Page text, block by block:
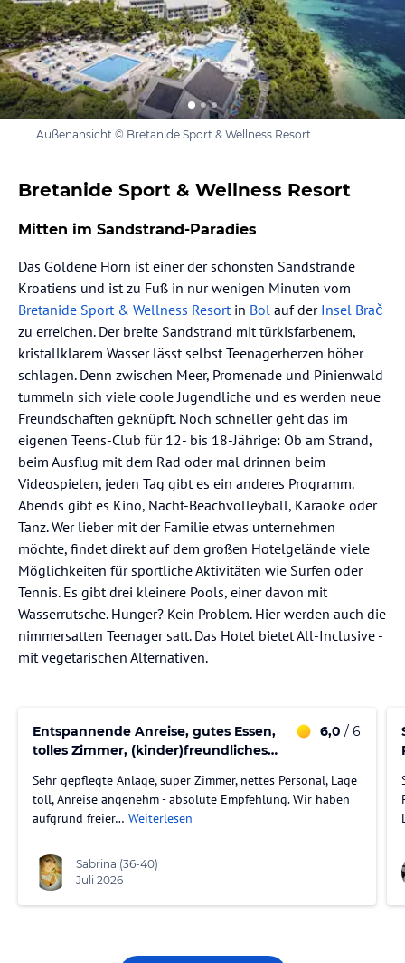
Außenansicht © Bretanide Sport & Wellness Resort
Bretanide Sport & Wellness Resort
Mitten im Sandstrand-Paradies
Das Goldene Horn ist einer der schönsten Sandstrände
Kroatiens und ist zu Fuß in nur wenigen Minuten vom
Bretanide Sport & Wellness Resort in Bol auf derInsel Brač
zu erreichen. Der breite Sandstrand mit türkisfarbenem,
kristallklarem Wasser lässt selbst Teenagerherzen höher
schlagen. Denn zwischen Meer, Promenade und Pinienwald
tummeln sich viele coole Jugendliche und es werden neue
Freundschaften geknüpft. Noch schneller geht das im
eigenen Teens-Club für 12- bis 18-Jährige: Ob am Strand,
beim Ausflug mit dem Rad oder mal drinnen beim
Videospielen, jeden Tag gibt es ein anderes Programm.
Abends gibt es Kino, Nacht-Beachvolleyball, Karaoke oder
Tanz. Wer lieber mit der Familie etwas unternehmen
möchte, findet direkt auf dem großen Hotelgelände viele
Möglichkeiten für sportliche Aktivitäten wie Surfen oder
Tennis. Es gibt drei kleinere Pools, einer davon mit
Wasserrutsche. Hunger? Kein Problem. Hier werden auch die
nimmersatten Teenager satt. Das Hotel bietet All-Inclusive -
mit vegetarischen Alternativen.
Entspannende Anreise, gutes Essen,
tolles Zimmer, (kinder)freundliches
6,0 / 6
Sehr gepflegte Anlage, super Zimmer, nettes Personal, Lage
toll, Anreise angenehm - absolute Empfehlung. Wir haben
aufgrund freier… Weiterlesen
Sabrina (36-40)
Juli 2026